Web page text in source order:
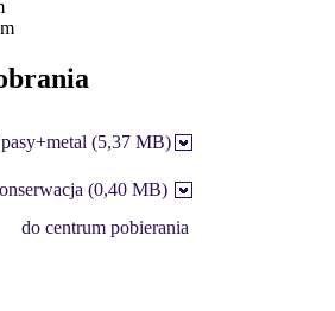
(5,37 MB)
(0,40 MB)
do centrum pobierania